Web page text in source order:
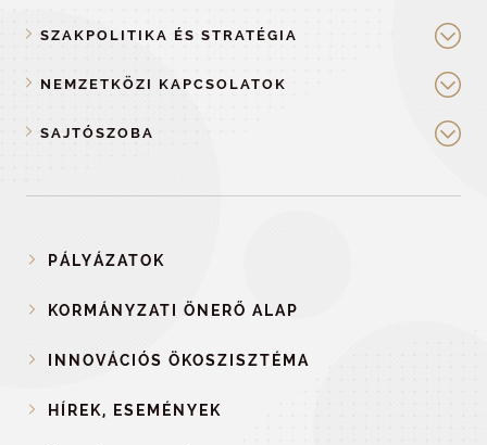
SZAKPOLITIKA ÉS STRATÉGIA
NEMZETKÖZI KAPCSOLATOK
SAJTÓSZOBA
PÁLYÁZATOK
KORMÁNYZATI ÖNERŐ ALAP
INNOVÁCIÓS ÖKOSZISZTÉMA
HÍREK, ESEMÉNYEK